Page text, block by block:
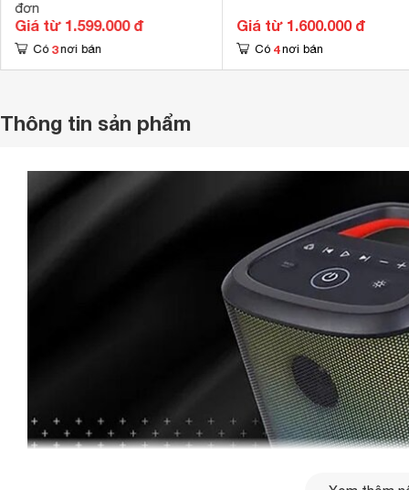
đơn
Giá từ 1.599.000 đ
Có 3 nơi bán
Giá từ 1.600.000 đ
Có 4 nơi bán
Thông tin sản phẩm